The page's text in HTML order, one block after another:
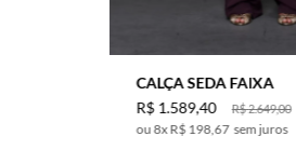
CALÇA SEDA FAIXA
R$2.649,00
R$1.589,40
8xR$ 198,67 sem juros